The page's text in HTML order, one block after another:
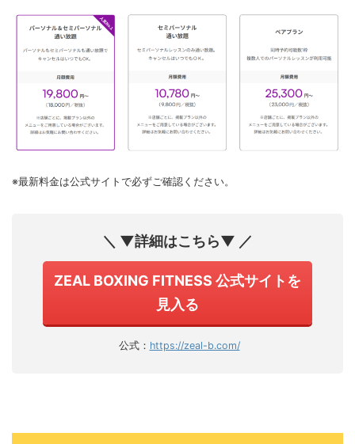
※最新料金は公式サイトで必ずご確認ください。
＼ ▼詳細はこちら▼ ／
ZEAL BOXING FITNESS 公式サイトを
見入る
公式： https://zeal-b.com/